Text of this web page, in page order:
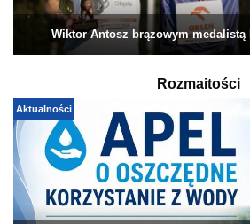
Wiktor Antosz brązowym
Rozmaitości
Aktualności